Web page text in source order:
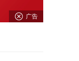
广告